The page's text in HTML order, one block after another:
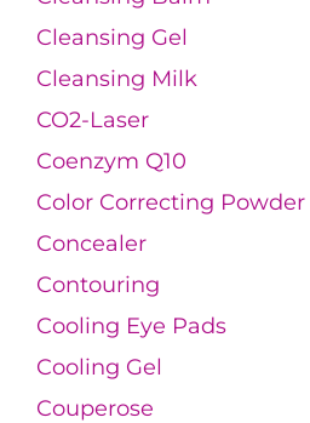
Cleansing Gel
Cleansing Milk
CO2-Laser
Coenzym Q10
Color Correcting Powder
Concealer
Contouring
Cooling Eye Pads
Cooling Gel
Couperose